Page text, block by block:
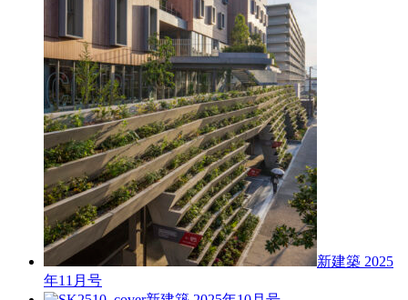
新建築 2025
年11月号